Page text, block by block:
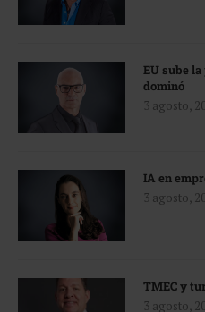
EU sube
dominó
3 agosto,
IA en
3 agosto,
TMEC y
3 agosto,